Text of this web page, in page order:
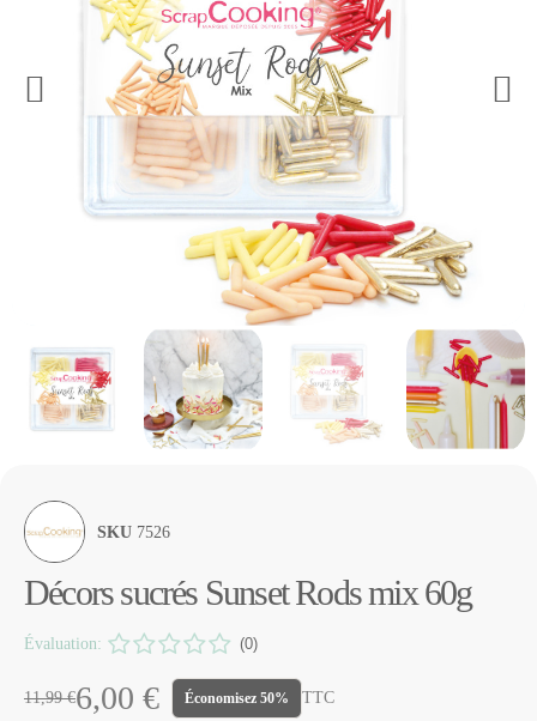
SKU 7526
Décors sucrés Sunset Rods mix 60g
Évaluation: (0)
11,99 €6,00 € Économisez 50% TTC